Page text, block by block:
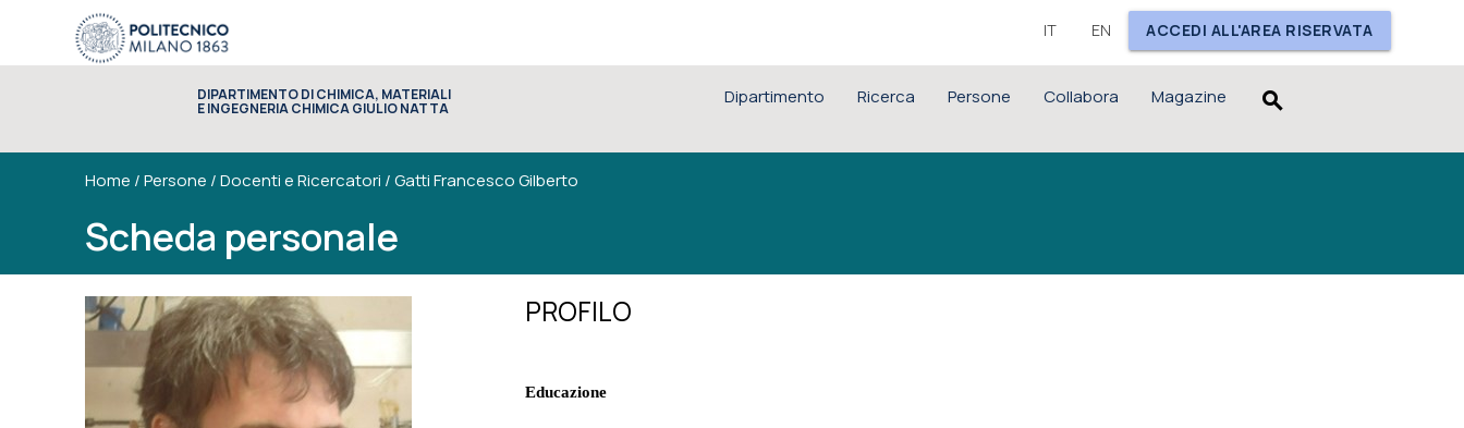
ACCEDI ALL'AREA RISERVATA
EN
IT
DIPARTIMENTO DI CHIMICA, MATERIALI
E INGEGNERIA CHIMICA GIULIO NATTA
Dipartimento Ricerca Persone Collabora Magazine search
Home /Persone /Docenti e Ricercatori /Gatti Francesco Gilberto
Scheda personale
PROFILO
Educazione